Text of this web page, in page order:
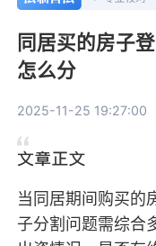
同居买的房子
怎么分
2025-11-25 19:27:00
当同居期间购买的
子分割问题需综合